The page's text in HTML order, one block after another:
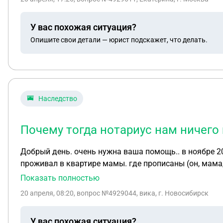
У вас похожая ситуация?
Опишите свои детали — юрист подскажет, что делать.
Наследство
Почему тогда нотариус нам ничего
Добрый день. очень нужна ваша помощь.. в ноябре 2025 года умер родной брат. У него есть сын от первого брака, проживающий с мамой после развода. Брат
проживал в квартире мамы. где прописаны (он, мама, и его несоверш.сын..) Наследовать от брата нечего кроме
все что осталось это последняя зп которая
что достаточно написать отказ но есть проблема несовершеннолетний наследник.. и для того что
Показать полностью
20 апреля, 08:20, вопрос №4929044, вика, г. Новосибирск